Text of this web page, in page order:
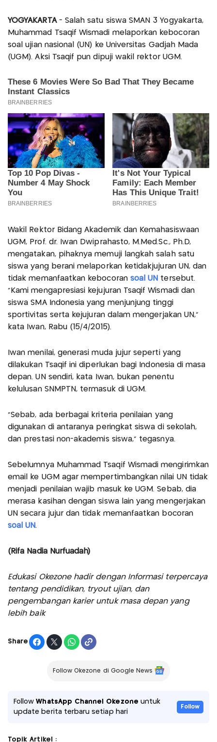
YOGYAKARTA - Salah satu siswa SMAN 3 Yogyakarta,
Muhammad Tsaqif Wismadi melaporkan kebocoran
soal ujian nasional (UN) ke Universitas Gadjah Mada
(UGM). Aksi Tsaqif pun dipuji wakil rektor UGM.
Wakil Rektor Bidang Akademik dan Kemahasiswaan
UGM, Prof. dr. Iwan Dwiprahasto, M.Med.Sc., Ph.D,
mengatakan, pihaknya memuji langkah salah satu
siswa yang berani melaporkan ketidakjujuran UN, dan
tidak memanfaatkan kebocoran soal UN tersebut.
"Kami mengapresiasi kejujuran Tsaqif Wismadi dan
siswa SMA Indonesia yang menjunjung tinggi
sportivitas serta kejujuran dalam mengerjakan UN,"
kata Iwan, Rabu (15/4/2015).
Iwan menilai, generasi muda jujur seperti yang
dilakukan Tsaqif ini diperlukan bagi Indonesia di masa
depan. UN sendiri, kata Iwan, bukan penentu
kelulusan SNMPTN, termasuk di UGM.
"Sebab, ada berbagai kriteria penilaian yang
digunakan di antaranya peringkat siswa di sekolah,
dan prestasi non-akademis siswa," tegasnya.
Sebelumnya Muhammad Tsaqif Wismadi mengirimkan
email ke UGM agar mempertimbangkan nilai UN tidak
menjadi penilaian wajib masuk ke UGM. Sebab, dia
merasa kasihan dengan siswa lain yang mengerjakan
UN secara jujur dan tidak memanfaatkan bocoran
soal UN .
(Rifa Nadia Nurfuadah)
Edukasi Okezone hadir dengan Informasi terpercaya
tentang pendidikan, tryout ujian, dan
pengembangan karier untuk masa depan yang
lebih baik
Share
Follow Okezone di Google News
FollowWhatsApp Channel Okezone untuk
update berita terbaru setiap hari
Follow
Topik Artikel :